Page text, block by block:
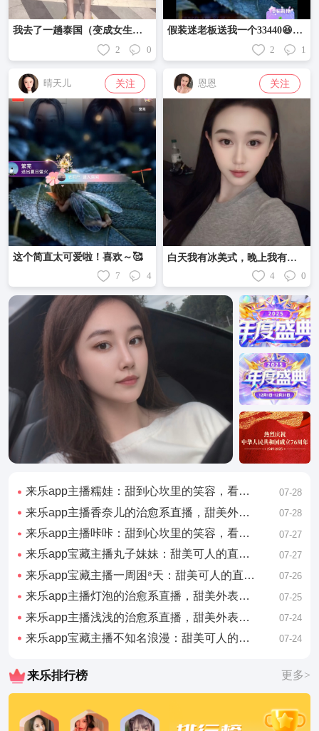
我去了一趟泰国（变成女生了）
2 0
假装迷老板送我一个33440😆😆😆
2 1
晴天儿 关注
这个简直太可爱啦！喜欢～🥰
7 4
恩恩 关注
白天我有冰美式，晚上我有褪黑素，自己把生活照顾的妥妥贴贴，好像也不缺什么了！❤️
4 0
来乐app主播糯娃：甜到心坎里的笑容，看完心情好了一整天 07-28
来乐app主播香奈儿的治愈系直播，甜美外表下藏着有趣的灵魂 07-28
来乐app主播咔咔：甜到心坎里的笑容，看完心情好了一整天 07-27
来乐app宝藏主播丸子妹妹：甜美可人的直播日常，看完想谈恋爱 07-27
来乐app宝藏主播一周困⁸天：甜美可人的直播日常，看完想谈恋爱 07-26
来乐app主播灯泡的治愈系直播，甜美外表下藏着有趣的灵魂 07-25
来乐app主播浅浅的治愈系直播，甜美外表下藏着有趣的灵魂 07-24
来乐app宝藏主播不知名浪漫：甜美可人的直播日常，看完想谈恋爱 07-24
来乐排行榜 更多>